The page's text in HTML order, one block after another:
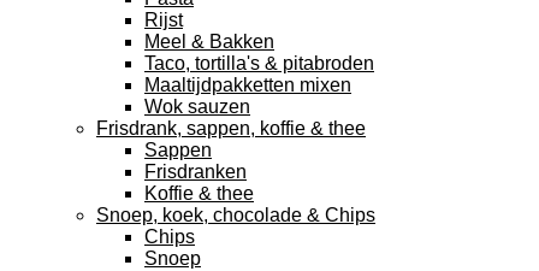
Rijst
Meel & Bakken
Taco, tortilla's & pitabroden
Maaltijdpakketten mixen
Wok sauzen
Frisdrank, sappen, koffie & thee
Sappen
Frisdranken
Koffie & thee
Snoep, koek, chocolade & Chips
Chips
Snoep